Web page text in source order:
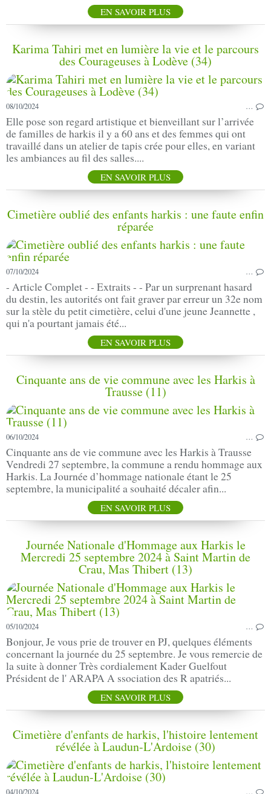
EN SAVOIR PLUS
Karima Tahiri met en lumière la vie et le parcours
des Courageuses à Lodève (34)
08/10/2024 …
Elle pose son regard artistique et bienveillant sur l’arrivée
de familles de harkis il y a 60 ans et des femmes qui ont
travaillé dans un atelier de tapis crée pour elles, en variant
les ambiances au fil des salles....
EN SAVOIR PLUS
Cimetière oublié des enfants harkis : une faute enfin
réparée
07/10/2024 …
- Article Complet - - Extraits - - Par un surprenant hasard
du destin, les autorités ont fait graver par erreur un 32e nom
sur la stèle du petit cimetière, celui d'une jeune Jeannette ,
qui n'a pourtant jamais été...
EN SAVOIR PLUS
Cinquante ans de vie commune avec les Harkis à
Trausse (11)
06/10/2024 …
Cinquante ans de vie commune avec les Harkis à Trausse
Vendredi 27 septembre, la commune a rendu hommage aux
Harkis. La Journée d’hommage nationale étant le 25
septembre, la municipalité a souhaité décaler afin...
EN SAVOIR PLUS
Journée Nationale d'Hommage aux Harkis le
Mercredi 25 septembre 2024 à Saint Martin de
Crau, Mas Thibert (13)
05/10/2024 …
Bonjour, Je vous prie de trouver en PJ, quelques éléments
concernant la journée du 25 septembre. Je vous remercie de
la suite à donner Très cordialement Kader Guelfout
Président de l' ARAPA A ssociation des R apatriés...
EN SAVOIR PLUS
Cimetière d'enfants de harkis, l'histoire lentement
révélée à Laudun-L'Ardoise (30)
04/10/2024 …